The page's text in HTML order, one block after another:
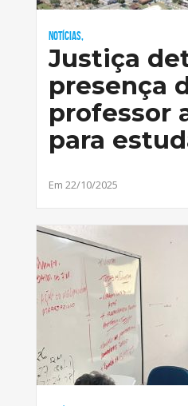
Notícias,
Justiça
presença
professor
para
Em 22/10/2025